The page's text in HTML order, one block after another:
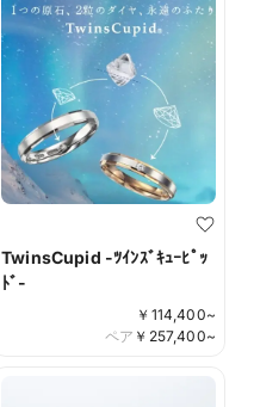
TwinsCupid -ﾂｲﾝｽﾞｷｭｰﾋﾟｯ
ﾄﾞ-
￥ 114,400~
￥ 257,400~
ペア